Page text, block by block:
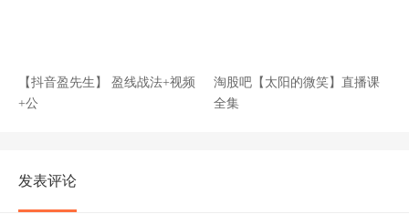
【抖音盈先生】 盈线战法+视频
+公
淘股吧【太阳的微笑】直播课
全集
发表评论